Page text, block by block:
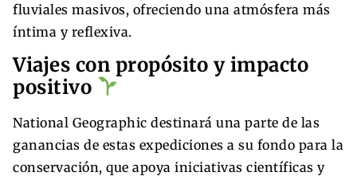
fluviales masivos, ofreciendo una atmósfera más
íntima y reflexiva.
Viajes con propósito y impacto
positivo
National Geographic destinará una parte de las
ganancias de estas expediciones a su fondo para la
conservación, que apoya iniciativas científicas y